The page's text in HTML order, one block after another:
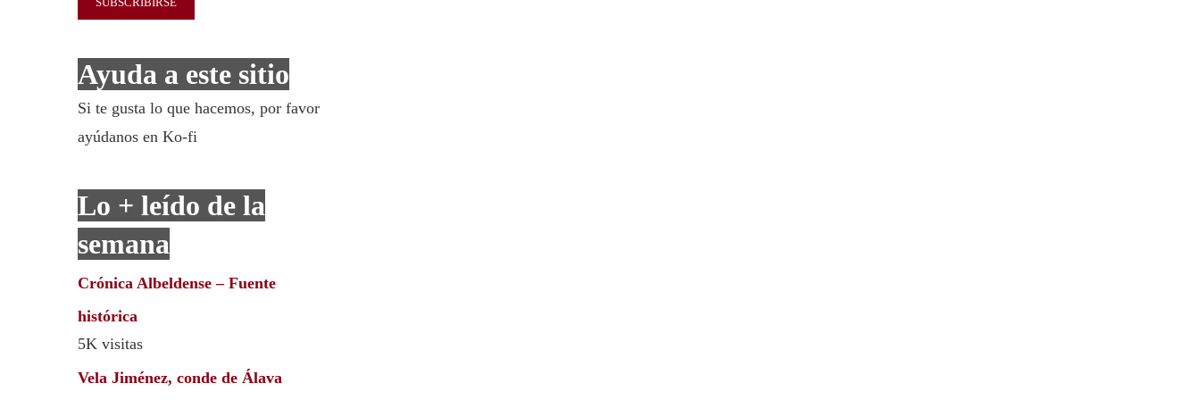
Ayuda a este sitio
Si te gusta lo que hacemos, por favor
ayúdanos en Ko-fi
Lo + leído de la
semana
Crónica Albeldense – Fuente
histórica
5K visitas
Vela Jiménez, conde de Álava